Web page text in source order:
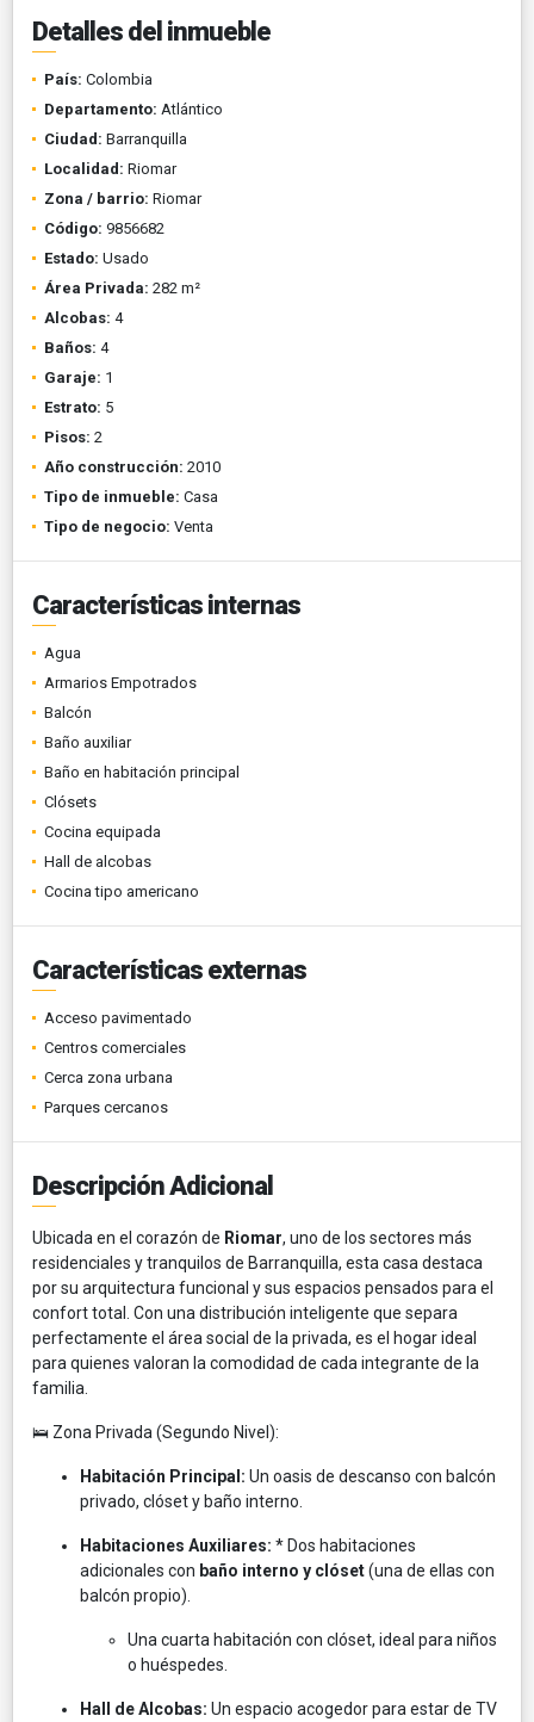
Detalles del inmueble
País: Colombia
Departamento: Atlántico
Ciudad: Barranquilla
Localidad: Riomar
Zona / barrio: Riomar
Código: 9856682
Estado: Usado
Área Privada: 282 m²
Alcobas: 4
Baños: 4
Garaje: 1
Estrato: 5
Pisos: 2
Año construcción: 2010
Tipo de inmueble: Casa
Tipo de negocio: Venta
Características internas
Agua
Armarios Empotrados
Balcón
Baño auxiliar
Baño en habitación principal
Clósets
Cocina equipada
Hall de alcobas
Cocina tipo americano
Características externas
Acceso pavimentado
Centros comerciales
Cerca zona urbana
Parques cercanos
Descripción Adicional
Ubicada en el corazón de Riomar, uno de los sectores más
residenciales y tranquilos de Barranquilla, esta casa destaca
por su arquitectura funcional y sus espacios pensados para el
confort total. Con una distribución inteligente que separa
perfectamente el área social de la privada, es el hogar ideal
para quienes valoran la comodidad de cada integrante de la
familia.
🛌 Zona Privada (Segundo Nivel):
Habitación Principal: Un oasis de descanso con balcón
privado, clóset y baño interno.
Habitaciones Auxiliares: * Dos habitaciones
adicionales con baño interno y clóset(una de ellas con
balcón propio).
Una cuarta habitación con clóset, ideal para niños
o huéspedes.
Hall de Alcobas: Un espacio acogedor para estar de TV